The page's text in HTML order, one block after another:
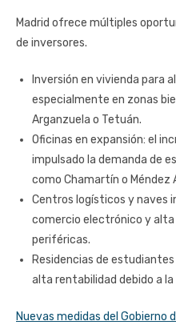
Madrid ofrece múltiples
de inversores.
Inversión en vivienda para
especialmente en zonas
Arganzuela o Tetuán.
Oficinas en expansión: el
impulsado la demanda de
como Chamartín o Méndez
Centros logísticos y naves
comercio electrónico y alta
periféricas.
Residencias de
alta rentabilidad debido a
Nuevas medidas del Gobierno